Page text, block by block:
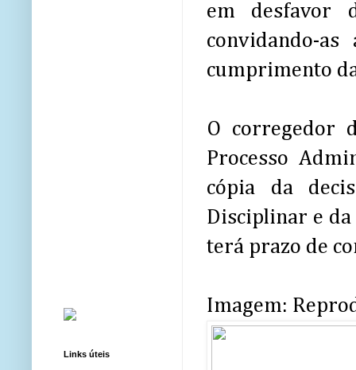
em desfavor
convidando-
cumprimento
O corregedor
Processo
cópia da
Disciplinar e da
terá prazo de
Imagem:
Links úteis